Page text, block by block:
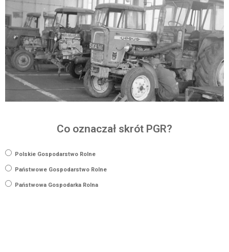
Co oznaczał skrót PGR?
Polskie Gospodarstwo Rolne
Państwowe Gospodarstwo Rolne
Państwowa Gospodarka Rolna